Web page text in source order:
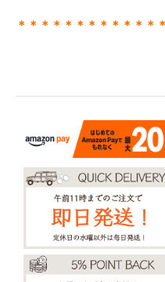
＊＊＊＊＊＊＊＊＊＊＊＊